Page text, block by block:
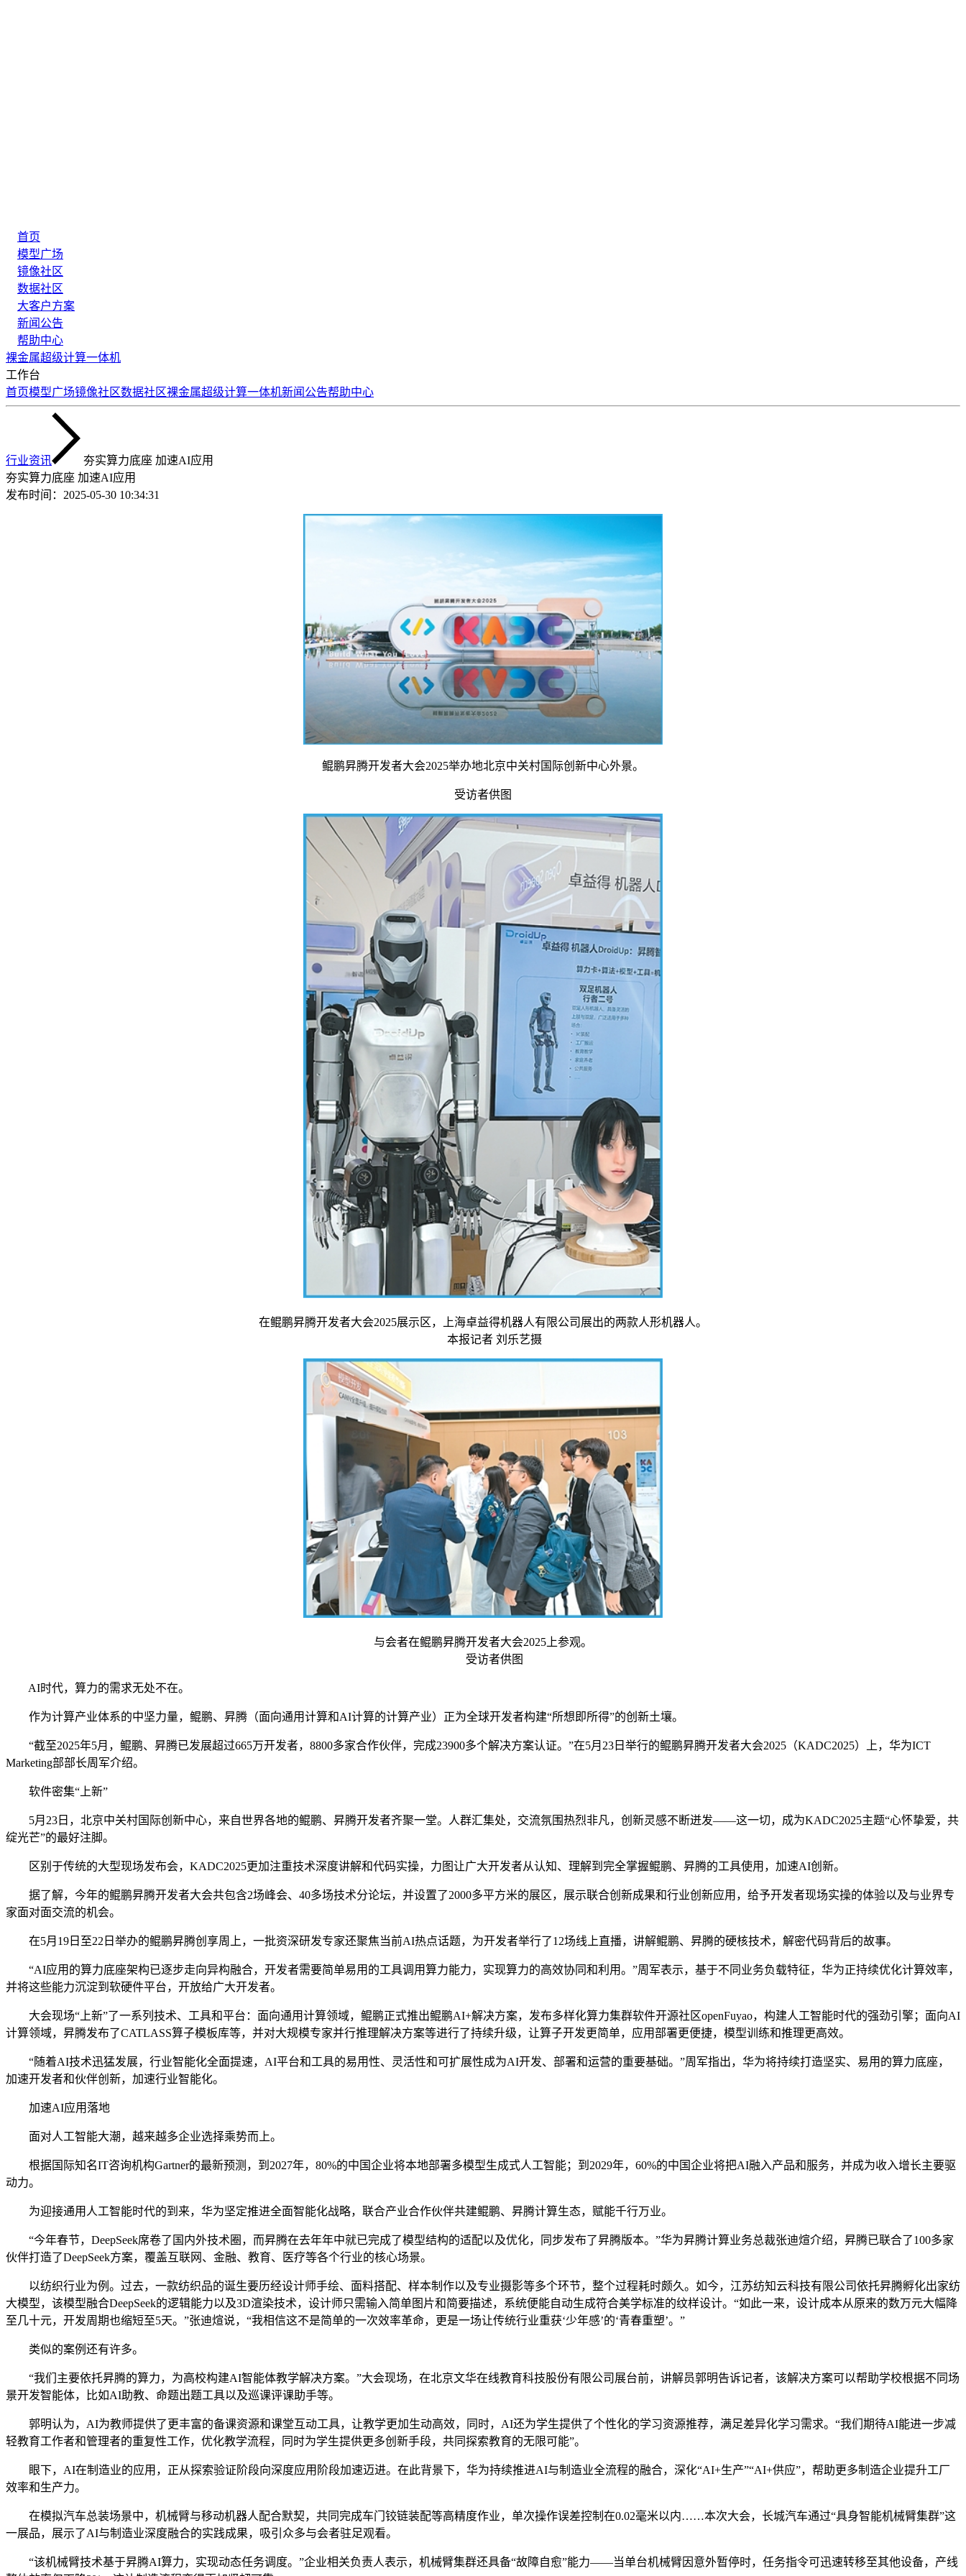
首页
模型广场
镜像社区
数据社区
大客户方案
新闻公告
帮助中心
裸金属超级计算一体机
工作台
首页模型广场镜像社区数据社区裸金属超级计算一体机新闻公告帮助中心
行业资讯
夯实算力底座 加速AI应用
夯实算力底座 加速AI应用
发布时间： 2025-05-30 10:34:31
鲲鹏昇腾开发者大会2025举办地北京中关村国际创新中心外景。
受访者供图
在鲲鹏昇腾开发者大会2025展示区，上海卓益得机器人有限公司展出的两款人形机器人。
本报记者 刘乐艺摄
与会者在鲲鹏昇腾开发者大会2025上参观。
受访者供图
AI时代，算力的需求无处不在。
作为计算产业体系的中坚力量，鲲鹏、昇腾（面向通用计算和AI计算的计算产业）正为全球开发者构建“所想即所得”的创新土壤。
“截至2025年5月，鲲鹏、昇腾已发展超过665万开发者，8800多家合作伙伴，完成23900多个解决方案认证。”在5月23日举行的鲲鹏昇腾开发者大会2025（KADC2025）上，华为ICT
Marketing部部长周军介绍。
软件密集“上新”
5月23日，北京中关村国际创新中心，来自世界各地的鲲鹏、昇腾开发者齐聚一堂。人群汇集处，交流氛围热烈非凡，创新灵感不断迸发——这一切，成为KADC2025主题“心怀挚爱，共
绽光芒”的最好注脚。
区别于传统的大型现场发布会，KADC2025更加注重技术深度讲解和代码实操，力图让广大开发者从认知、理解到完全掌握鲲鹏、昇腾的工具使用，加速AI创新。
据了解，今年的鲲鹏昇腾开发者大会共包含2场峰会、40多场技术分论坛，并设置了2000多平方米的展区，展示联合创新成果和行业创新应用，给予开发者现场实操的体验以及与业界专
家面对面交流的机会。
在5月19日至22日举办的鲲鹏昇腾创享周上，一批资深研发专家还聚焦当前AI热点话题，为开发者举行了12场线上直播，讲解鲲鹏、昇腾的硬核技术，解密代码背后的故事。
“AI应用的算力底座架构已逐步走向异构融合，开发者需要简单易用的工具调用算力能力，实现算力的高效协同和利用。”周军表示，基于不同业务负载特征，华为正持续优化计算效率，
并将这些能力沉淀到软硬件平台，开放给广大开发者。
大会现场“上新”了一系列技术、工具和平台：面向通用计算领域，鲲鹏正式推出鲲鹏AI+解决方案，发布多样化算力集群软件开源社区openFuyao，构建人工智能时代的强劲引擎；面向AI
计算领域，昇腾发布了CATLASS算子模板库等，并对大规模专家并行推理解决方案等进行了持续升级，让算子开发更简单，应用部署更便捷，模型训练和推理更高效。
“随着AI技术迅猛发展，行业智能化全面提速，AI平台和工具的易用性、灵活性和可扩展性成为AI开发、部署和运营的重要基础。”周军指出，华为将持续打造坚实、易用的算力底座，
加速开发者和伙伴创新，加速行业智能化。
加速AI应用落地
面对人工智能大潮，越来越多企业选择乘势而上。
根据国际知名IT咨询机构Gartner的最新预测，到2027年，80%的中国企业将本地部署多模型生成式人工智能；到2029年，60%的中国企业将把AI融入产品和服务，并成为收入增长主要驱
动力。
为迎接通用人工智能时代的到来，华为坚定推进全面智能化战略，联合产业合作伙伴共建鲲鹏、昇腾计算生态，赋能千行万业。
“今年春节，DeepSeek席卷了国内外技术圈，而昇腾在去年年中就已完成了模型结构的适配以及优化，同步发布了昇腾版本。”华为昇腾计算业务总裁张迪煊介绍，昇腾已联合了100多家
伙伴打造了DeepSeek方案，覆盖互联网、金融、教育、医疗等各个行业的核心场景。
以纺织行业为例。过去，一款纺织品的诞生要历经设计师手绘、面料搭配、样本制作以及专业摄影等多个环节，整个过程耗时颇久。如今，江苏纺知云科技有限公司依托昇腾孵化出家纺
大模型，该模型融合DeepSeek的逻辑能力以及3D渲染技术，设计师只需输入简单图片和简要描述，系统便能自动生成符合美学标准的纹样设计。“如此一来，设计成本从原来的数万元大幅降
至几十元，开发周期也缩短至5天。”张迪煊说，“我相信这不是简单的一次效率革命，更是一场让传统行业重获‘少年感’的‘青春重塑’。”
类似的案例还有许多。
“我们主要依托昇腾的算力，为高校构建AI智能体教学解决方案。”大会现场，在北京文华在线教育科技股份有限公司展台前，讲解员郭明告诉记者，该解决方案可以帮助学校根据不同场
景开发智能体，比如AI助教、命题出题工具以及巡课评课助手等。
郭明认为，AI为教师提供了更丰富的备课资源和课堂互动工具，让教学更加生动高效，同时，AI还为学生提供了个性化的学习资源推荐，满足差异化学习需求。“我们期待AI能进一步减
轻教育工作者和管理者的重复性工作，优化教学流程，同时为学生提供更多创新手段，共同探索教育的无限可能”。
眼下，AI在制造业的应用，正从探索验证阶段向深度应用阶段加速迈进。在此背景下，华为持续推进AI与制造业全流程的融合，深化“AI+生产”“AI+供应”，帮助更多制造企业提升工厂
效率和生产力。
在模拟汽车总装场景中，机械臂与移动机器人配合默契，共同完成车门铰链装配等高精度作业，单次操作误差控制在0.02毫米以内……本次大会，长城汽车通过“具身智能机械臂集群”这
一展品，展示了AI与制造业深度融合的实践成果，吸引众多与会者驻足观看。
“该机械臂技术基于昇腾AI算力，实现动态任务调度。”企业相关负责人表示，机械臂集群还具备“故障自愈”能力——当单台机械臂因意外暂停时，任务指令可迅速转移至其他设备，产线